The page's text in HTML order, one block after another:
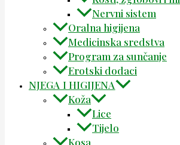
Nervni sistem
Oralna higijena
Medicinska sredstva
Program za sunčanje
Erotski dodaci
NJEGA I HIGIJENA
Koža
Lice
Tijelo
Kosa